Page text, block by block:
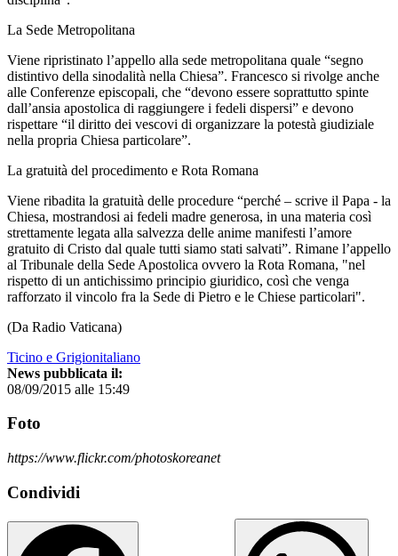
La Sede Metropolitana
Viene ripristinato l’appello alla sede metropolitana quale “segno
distintivo della sinodalità nella Chiesa”. Francesco si rivolge anche
alle Conferenze episcopali, che “devono essere soprattutto spinte
dall’ansia apostolica di raggiungere i fedeli dispersi” e devono
rispettare “il diritto dei vescovi di organizzare la potestà giudiziale
nella propria Chiesa particolare”.
La gratuità del procedimento e Rota Romana
Viene ribadita la gratuità delle procedure “perché – scrive il Papa - la
Chiesa, mostrandosi ai fedeli madre generosa, in una materia così
strettamente legata alla salvezza delle anime manifesti l’amore
gratuito di Cristo dal quale tutti siamo stati salvati”. Rimane l’appello
al Tribunale della Sede Apostolica ovvero la Rota Romana, "nel
rispetto di un antichissimo principio giuridico, così che venga
rafforzato il vincolo fra la Sede di Pietro e le Chiese particolari".
(Da Radio Vaticana)
Ticino e Grigionitaliano
News pubblicata il:
08/09/2015 alle 15:49
Foto
https://www.flickr.com/photoskoreanet
Condividi